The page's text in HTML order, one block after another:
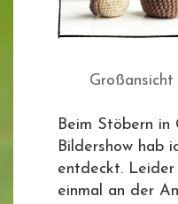
Beim Stöbern in
Bildershow hab
entdeckt.
einmal an der